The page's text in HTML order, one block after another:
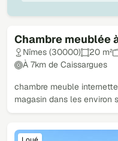
Chambre meublée
Nîmes (30000) 20 m²
À 7km de Caissargues
chambre meuble
magasin dans les environ